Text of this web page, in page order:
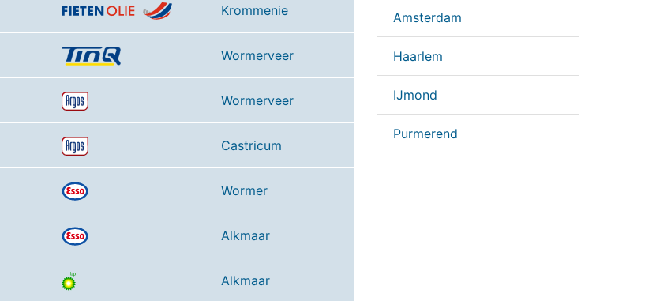
Krommenie
Wormerveer
Wormerveer
Castricum
Wormer
Alkmaar
Alkmaar
Amsterdam
Haarlem
IJmond
Purmerend